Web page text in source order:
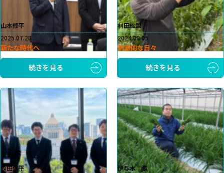
山本修平
2025.07.28
新たな時代へ
続きを見る
村田紘盟
2024.08.05
刺激的な日々
続きを見る
森田修平
伊与木 勝